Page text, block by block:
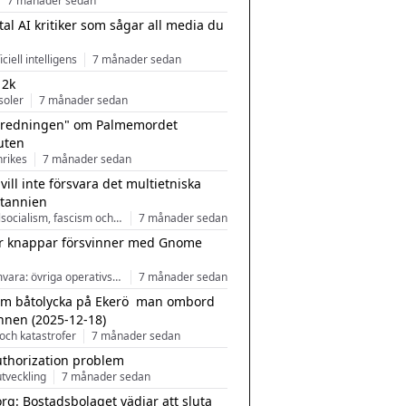
AI kritiker som sågar all media du
intelligens 7 månader sedan
7 månader sedan
om Palmemordet
7 månader sedan
inte försvara det multietniska
Nationalsocialism, fascism och nationalism 7 månader sedan
knappar försvinner med Gnome
Programvara: övriga operativsystem 7 månader sedan
båtolycka på Ekerö  man ombord
(2025-12-18)
katastrofer 7 månader sedan
problem
7 månader sedan
Bostadsbolaget vädjar att sluta